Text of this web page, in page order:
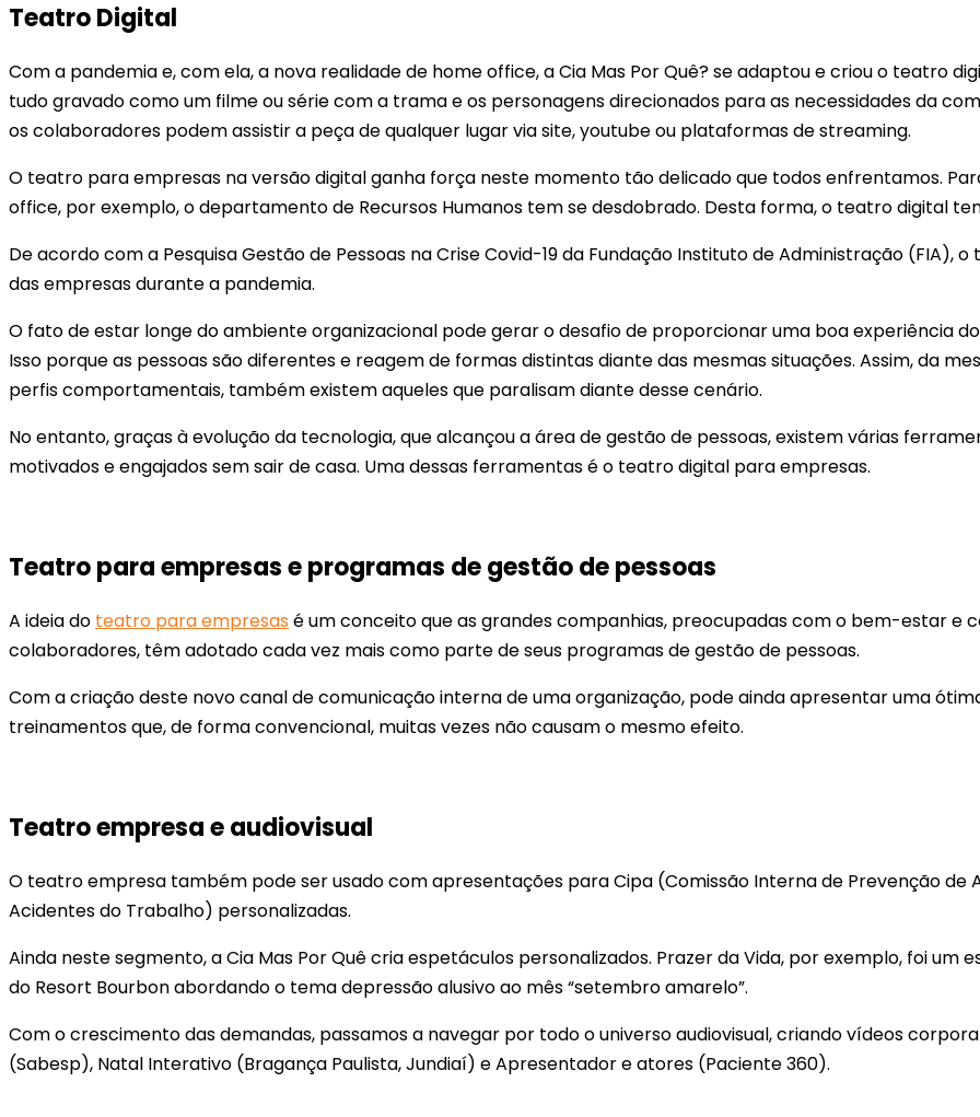
Teatro Digital
Com a pandemia e, com ela, a nova realidade de home office, a Cia Mas Por Quê? se adaptou e criou o teatro
tudo gravado como um filme ou série com a trama e os personagens direcionados para as necessidades da
os colaboradores podem assistir a peça de qualquer lugar via site, youtube ou plataformas de streaming.
O teatro para empresas na versão digital ganha força neste momento tão delicado que todos enfrentamos.
office, por exemplo, o departamento de Recursos Humanos tem se desdobrado. Desta forma, o teatro digital
De acordo com a Pesquisa Gestão de Pessoas na Crise Covid-19 da Fundação Instituto de Administração
das empresas durante a pandemia.
O fato de estar longe do ambiente organizacional pode gerar o desafio de proporcionar uma boa experiência
Isso porque as pessoas são diferentes e reagem de formas distintas diante das mesmas situações. Assim, da
perfis comportamentais, também existem aqueles que paralisam diante desse cenário.
No entanto, graças à evolução da tecnologia, que alcançou a área de gestão de pessoas, existem várias
motivados e engajados sem sair de casa. Uma dessas ferramentas é o teatro digital para empresas.
Teatro para empresas e programas de gestão de pessoas
A ideia do teatro para empresas é um conceito que as grandes companhias, preocupadas com o bem-estar e
colaboradores, têm adotado cada vez mais como parte de seus programas de gestão de pessoas.
Com a criação deste novo canal de comunicação interna de uma organização, pode ainda apresentar uma
treinamentos que, de forma convencional, muitas vezes não causam o mesmo efeito.
Teatro empresa e audiovisual
O teatro empresa também pode ser usado com apresentações para Cipa (Comissão Interna de Prevenção de
Acidentes do Trabalho) personalizadas.
Ainda neste segmento, a Cia Mas Por Quê cria espetáculos personalizados. Prazer da Vida, por exemplo, foi
do Resort Bourbon abordando o tema depressão alusivo ao mês “setembro amarelo”.
Com o crescimento das demandas, passamos a navegar por todo o universo audiovisual, criando vídeos
(Sabesp), Natal Interativo (Bragança Paulista, Jundiaí) e Apresentador e atores (Paciente 360).